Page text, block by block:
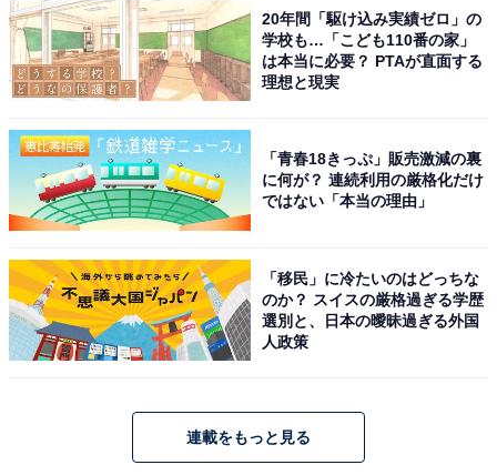
20年間「駆け込み実績ゼロ」の
学校も…「こども110番の家」
は本当に必要？ PTAが直面する
理想と現実
「青春18きっぷ」販売激減の裏
に何が？ 連続利用の厳格化だけ
ではない「本当の理由」
「移民」に冷たいのはどっちな
のか？ スイスの厳格過ぎる学歴
選別と、日本の曖昧過ぎる外国
人政策
連載をもっと見る